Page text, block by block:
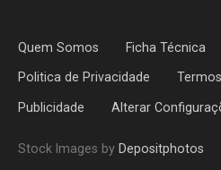
Quem Somos Ficha Técnica
Politica de Privacidade
Publicidade Alterar
Stock Images by Depositphotos